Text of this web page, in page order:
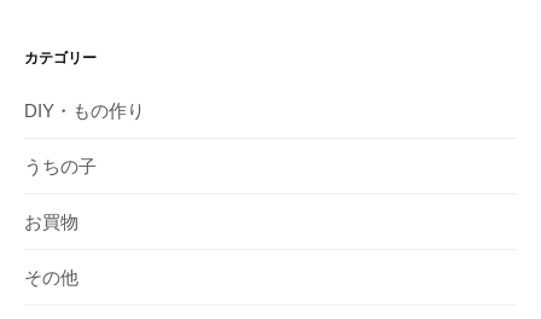
カテゴリー
DIY・もの作り
うちの子
お買物
その他